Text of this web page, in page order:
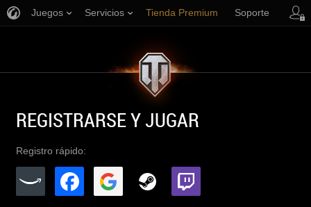
Juegos Servicios Tienda Premium Soporte
REGISTRARSE Y JUGAR
Registro rápido: